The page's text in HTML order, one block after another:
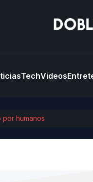
TechVideos
humanos